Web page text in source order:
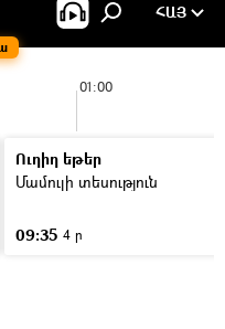
ՀԱՅ
01:00
Ուղիղ եթեր
Մամուլի տեսություն
09:35 4 ր